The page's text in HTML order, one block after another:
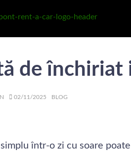
de închiriat
POSTED
02/11/2025 CATEGORIES
BLOG
într-o zi cu soare